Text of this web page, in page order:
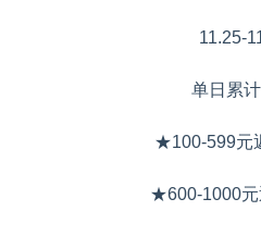
11.25-
单日累
★100-599元
★600-1000元